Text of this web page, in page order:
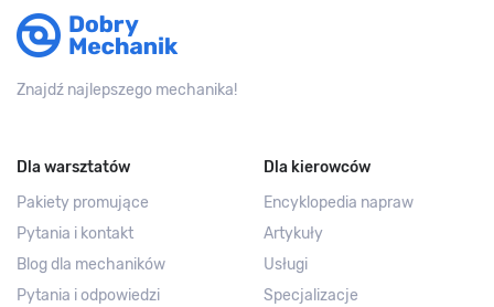
Znajdź najlepszego mechanika!
Dla warsztatów
Pakiety promujące
Pytania i kontakt
Blog dla mechaników
Pytania i odpowiedzi
Dla kierowców
Encyklopedia napraw
Artykuły
Usługi
Specjalizacje